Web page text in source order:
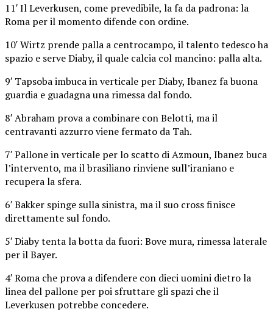
11′ Il Leverkusen, come prevedibile, la fa da padrona: la
Roma per il momento difende con ordine.
10′ Wirtz prende palla a centrocampo, il talento tedesco ha
spazio e serve Diaby, il quale calcia col mancino: palla alta.
9′ Tapsoba imbuca in verticale per Diaby, Ibanez fa buona
guardia e guadagna una rimessa dal fondo.
8′ Abraham prova a combinare con Belotti, ma il
centravanti azzurro viene fermato da Tah.
7′ Pallone in verticale per lo scatto di Azmoun, Ibanez buca
l’intervento, ma il brasiliano rinviene sull’iraniano e
recupera la sfera.
6′ Bakker spinge sulla sinistra, ma il suo cross finisce
direttamente sul fondo.
5′ Diaby tenta la botta da fuori: Bove mura, rimessa laterale
per il Bayer.
4′ Roma che prova a difendere con dieci uomini dietro la
linea del pallone per poi sfruttare gli spazi che il
Leverkusen potrebbe concedere.